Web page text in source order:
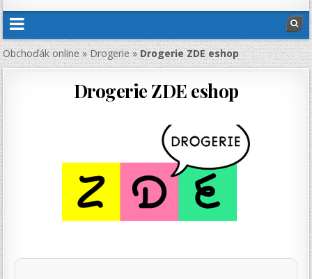
Obchoďák online»Drogerie»Drogerie ZDE eshop
Drogerie ZDE eshop